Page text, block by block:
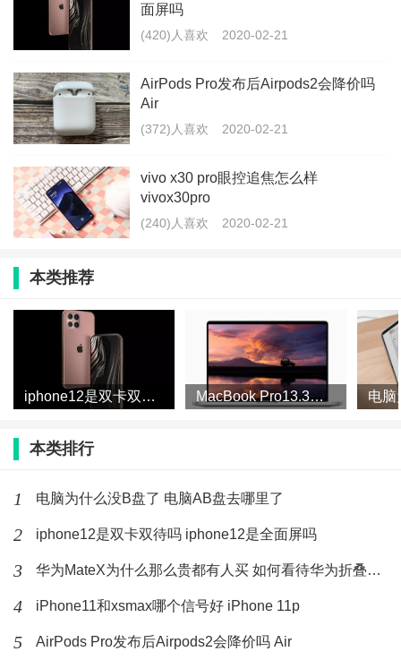
页可以长时间保存。根据反馈的消息来看，似乎正在变
总之，从反馈结果来看，IOS 13.3改善了杀后台的问
新加载的问题。希望苹果能够尽快推送IOS 13.3正式
版。
进入网页后，下载描述文件：
内容，进行下载安装。
标签： iOS13.3
面屏吗
(420)人喜欢 2020-02-21
AirPods Pro发布后Airpods2会降价吗
Air
(372)人喜欢 2020-02-21
vivo x30 pro眼控追焦怎么样
vivox30pro
(240)人喜欢 2020-02-21
本类推荐
iphone12是双卡双待吗 iphone12是全面屏吗 MacBook Pro13.3会有14寸屏吗 MacBook
本类排行
1 电脑为什么没B盘了 电脑AB盘去哪里了
2 iphone12是双卡双待吗 iphone12是全面屏吗
3 华为MateX为什么那么贵都有人买 如何看待华为折叠屏手机被
4 iPhone11和xsmax哪个信号好 iPhone 11p
5 AirPods Pro发布后Airpods2会降价吗 Air